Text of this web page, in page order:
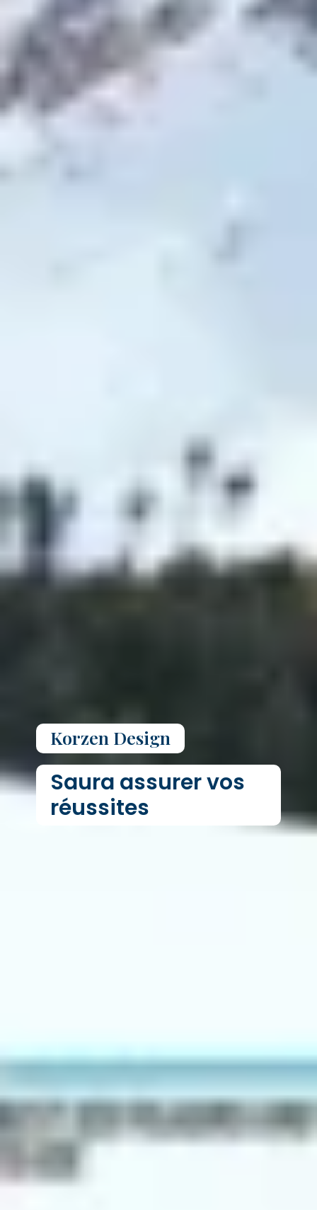
Korzen Design
Saura assurer vos
réussites